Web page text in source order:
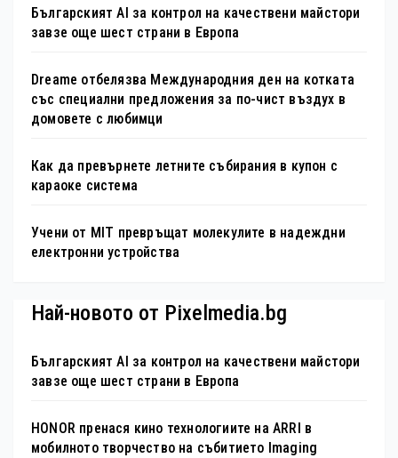
Българският AI за контрол на качествени майстори
завзе още шест страни в Европа
Dreame отбелязва Международния ден на котката
със специални предложения за по-чист въздух в
домовете с любимци
Как да превърнете летните събирания в купон с
караоке система
Учени от MIT превръщат молекулите в надеждни
електронни устройства
Най-новото от Pixelmedia.bg
Българският AI за контрол на качествени майстори
завзе още шест страни в Европа
HONOR пренася кино технологиите на ARRI в
мобилното творчество на събитието Imaging